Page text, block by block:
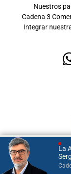
La
Nuestros
Cadena 3
Integrar